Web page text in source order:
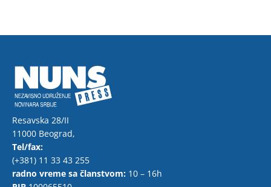
Resavska 28/II
11000 Beograd,
Tel/fax:
(+381) 11 33 43 255
radno vreme sa članstvom: 10 – 16h